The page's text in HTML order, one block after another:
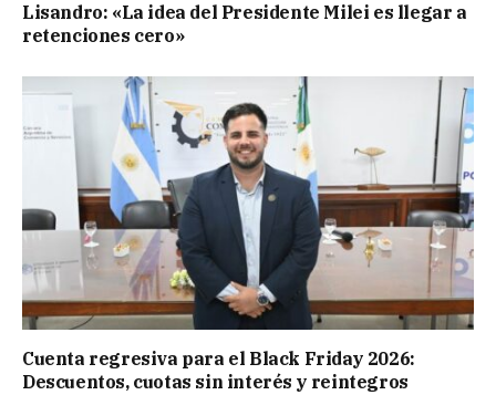
Lisandro: «La idea del Presidente Milei es llegar a
retenciones cero»
Cuenta regresiva para el Black Friday 2026:
Descuentos, cuotas sin interés y reintegros